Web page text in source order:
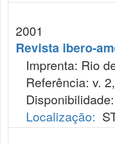
2001
Revista ibero-
Imprenta: Rio
Referência: v.
Disponibilidade:
Localização: